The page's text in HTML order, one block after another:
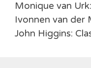
Monique van
Ivonnen van der
John Higgins: